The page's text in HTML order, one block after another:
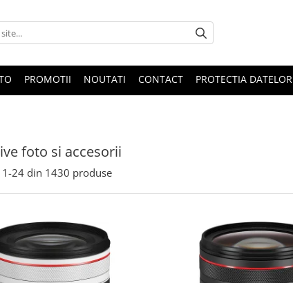
PROMOTII NOUTATI CONTACT PROTECTIA DATELOR
foto si accesorii
1-24 din 1430 produse